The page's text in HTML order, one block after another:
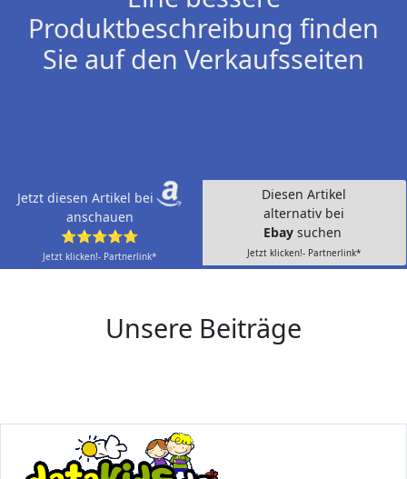
Produktbeschreibung finden
Sie auf den Verkaufsseiten
Jetzt diesen Artikel bei
anschauen
⭐⭐⭐⭐⭐
Jetzt klicken!- Partnerlink*
Diesen Artikel
alternativ bei
Ebay suchen
Jetzt klicken!- Partnerlink*
Unsere Beiträge